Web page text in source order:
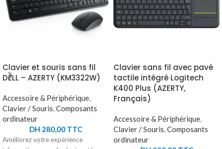
Clavier et souris sans fil
DELL – AZERTY (KM3322W)
Accessoire & Périphérique
Clavier / Souris Composants
ordinateur
DH 280,00TTC
Améliorez votre expérience
Clavier sans fil avec pavé
tactile intégré Logitech
K400 Plus (AZERTY,
Français)
Accessoire & Périphérique
Clavier / Souris Composants
ordinateur